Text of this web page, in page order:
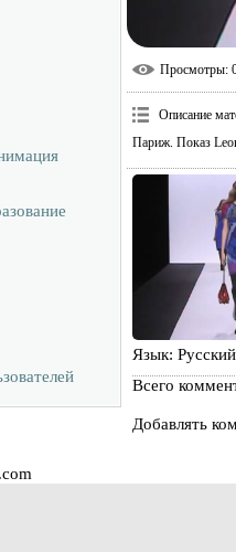
Просмотры:
Описание
Париж. Показ
Язык: Русский
Всего
Добавлять